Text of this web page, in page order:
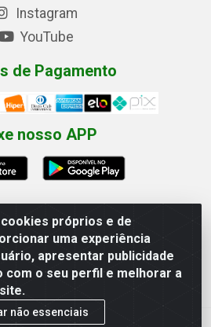
próprios e de
uma experiência
apresentar publicidade
com o seu perfil e melhorar a
não essenciais
Instagram
YouTube
de Pagamento
nosso APP
Eletricos - Av. Jorn. Assis
Industrial, Campina Grande/PB
- CNPJ 12.110.462/0001-40